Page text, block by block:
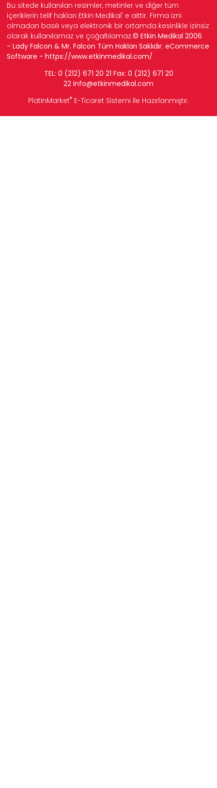
Bu sitede kullanılan resimler, metinler ve diğer tüm
içeriklerin telif hakları Etkin Medikal' e aittir. Firma izni
olmadan basılı veya elektronik bir ortamda kesinlikle izinsiz
olarak kullanılamaz ve çoğaltılamaz.© Etkin Medikal 2006
- Lady Falcon & Mr. Falcon Tüm Hakları Saklıdır. eCommerce
Software - https://www.etkinmedikal.com/
TEL: 0 (212) 671 20 21 Fax: 0 (212) 671 20
22 info@etkinmedikal.com
PlatinMarket® E-Ticaret Sistemi İle Hazırlanmıştır.